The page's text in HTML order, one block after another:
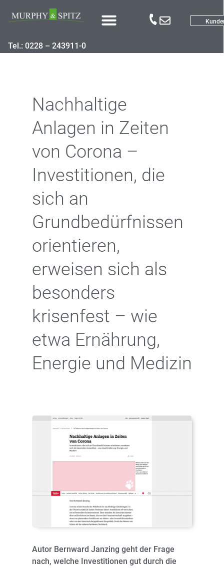
Tel.: 0228 – 243911-0
Nachhaltige
Anlagen in Zeiten
von Corona –
Investitionen, die
sich an
Grundbedürfnissen
orientieren,
erweisen sich als
besonders
krisenfest – wie
etwa Ernährung,
Energie und Medizin
Autor Bernward Janzing geht der Frage
nach, welche Investitionen gut durch die